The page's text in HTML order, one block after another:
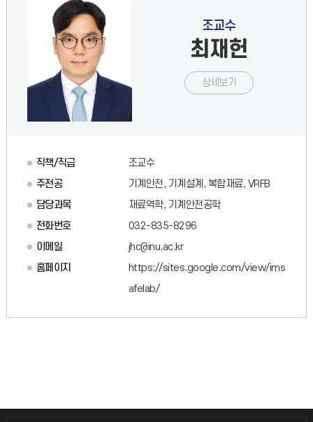
조교수
최재헌
상세보기
직책/직급
조교수
주전공
기계안전, 기계설계, 복합재료, VRFB
담당과목
재료역학, 기계안전공학
전화번호
032-835-8296
이메일
jhc@inu.ac.kr
홈페이지
https://sites.google.com/view/ims
afelab/